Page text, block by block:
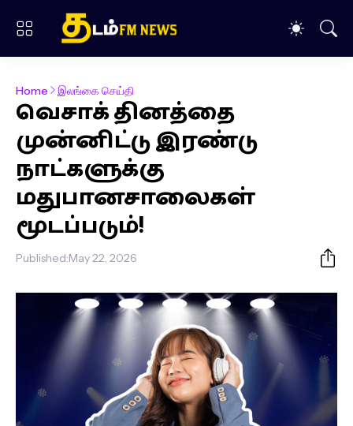
Home இலங்கை செய்தி
வெசாக் தினத்தை
முன்னிட்டு இரண்டு
நாட்களுக்கு
மதுபானசாலைகள்
மூடப்படும்!
Published:May 22, 2026